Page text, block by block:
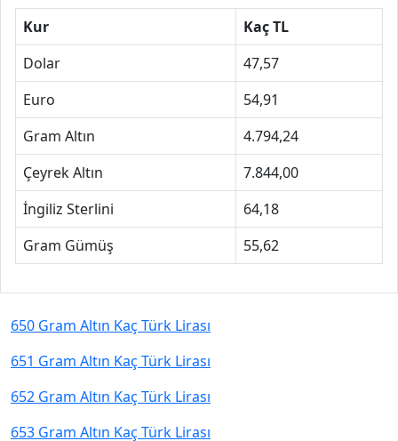
Kur
Kaç TL
Dolar
47,57
Euro
54,91
Gram Altın
4.794,24
Çeyrek Altın
7.844,00
İngiliz Sterlini
64,18
Gram Gümüş
55,62
650 Gram Altın Kaç Türk Lirası
651 Gram Altın Kaç Türk Lirası
652 Gram Altın Kaç Türk Lirası
653 Gram Altın Kaç Türk Lirası